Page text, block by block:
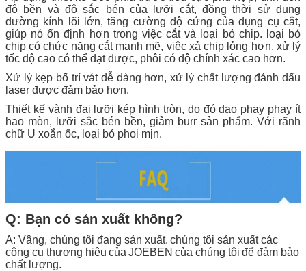
độ bền và độ sắc bén của lưỡi cắt, đồng thời sử dụng
đường kính lõi lớn, tăng cường độ cứng của dụng cụ cắt,
giúp nó ổn định hơn trong việc cắt và loại bỏ chip. loại bỏ
chip có chức năng cắt mạnh mẽ, việc xả chip lỏng hơn, xử lý
tốc độ cao có thể đạt được, phôi có độ chính xác cao hơn.
Xử lý kẹp bố trí vát dễ dàng hơn, xử lý chất lượng đánh dấu
laser được đảm bảo hơn.
Thiết kế vành đai lưỡi kép hình tròn, do đó dao phay phay ít
hao mòn, lưỡi sắc bén bền, giảm burr sản phẩm. Với rãnh
chữ U xoắn ốc, loại bỏ phoi mịn.
Q: Bạn có sản xuất không?
A: Vâng, chúng tôi đang sản xuất. chúng tôi sản xuất các
công cụ thương hiệu của JOEBEN của chúng tôi để đảm bảo
chất lượng.